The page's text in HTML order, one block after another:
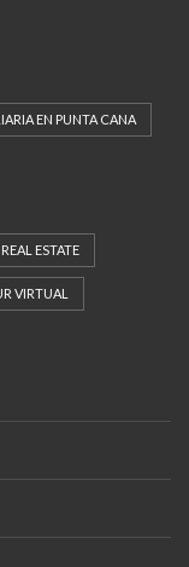
EN PUNTA CANA
ESTATE
VIRTUAL